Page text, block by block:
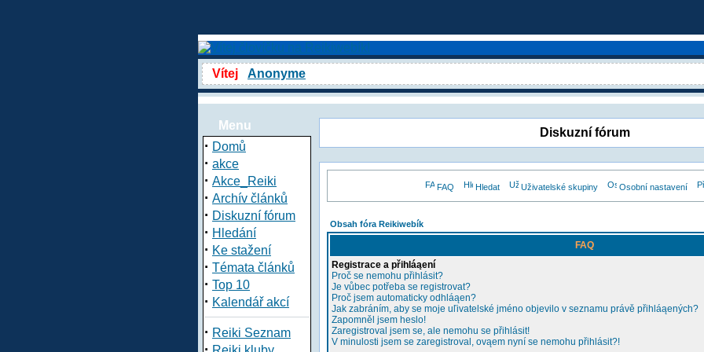
Vítej Anonyme
Menu
· Domů
· akce
· Akce_Reiki
· Archív článků
· Diskuzní fórum
· Hledání
· Ke stažení
· Témata článků
· Top 10
· Kalendář akcí
· Reiki Seznam
Diskuzní fórum
FAQ Hledat Uživatelské skupiny Osobní nastavení
Obsah fóra Reikiwebík
FAQ
Registrace a přihláąení
Proč se nemohu přihlásit?
Je vůbec potřeba se registrovat?
Proč jsem automaticky odhláąen?
Jak zabráním, aby se moje uľivatelské jméno objevilo v seznamu právě přihláąených?
Zapomněl jsem heslo!
Zaregistroval jsem se, ale nemohu se přihlásit!
V minulosti jsem se zaregistroval, ovąem nyní se nemohu přihlásit?!